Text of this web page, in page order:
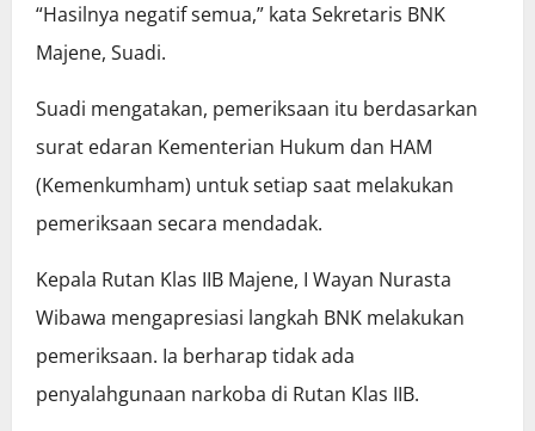
“Hasilnya negatif semua,” kata Sekretaris BNK
Majene, Suadi.
Suadi mengatakan, pemeriksaan itu berdasarkan
surat edaran Kementerian Hukum dan HAM
(Kemenkumham) untuk setiap saat melakukan
pemeriksaan secara mendadak.
Kepala Rutan Klas IIB Majene, I Wayan Nurasta
Wibawa mengapresiasi langkah BNK melakukan
pemeriksaan. Ia berharap tidak ada
penyalahgunaan narkoba di Rutan Klas IIB.